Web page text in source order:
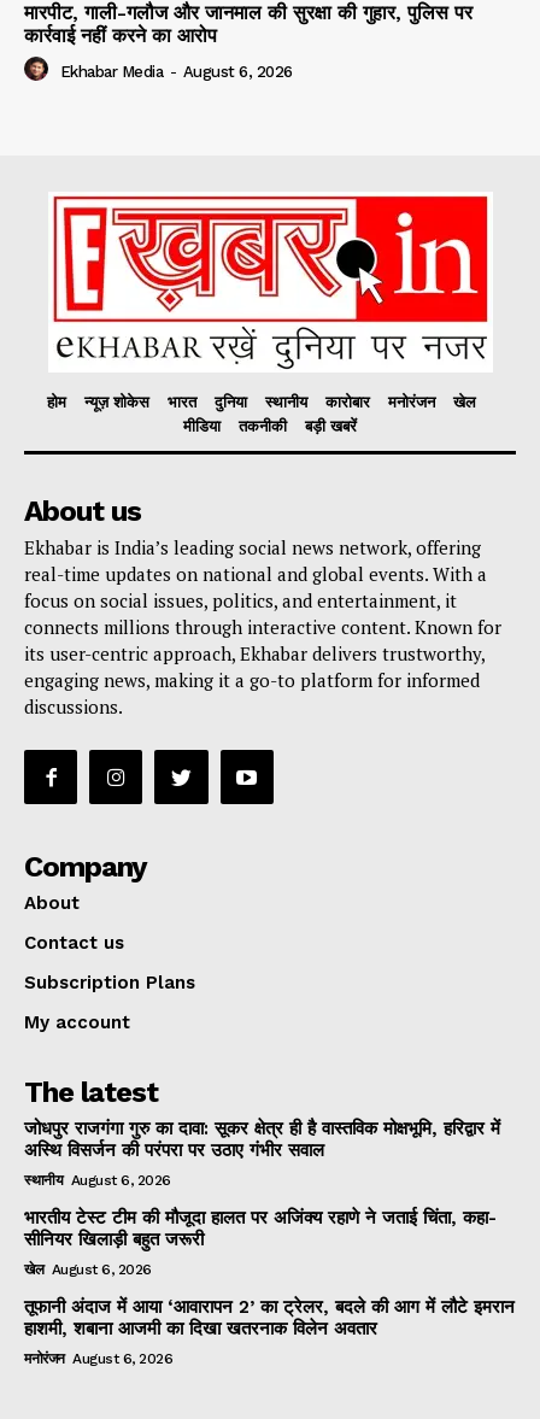
मारपीट, गाली-गलौज और जानमाल की सुरक्षा की गुहार, पुलिस पर
कार्रवाई नहीं करने का आरोप
Ekhabar Media - August 6, 2026
होम न्यूज़ शोकेस भारत दुनिया स्थानीय कारोबार मनोरंजन
खेल
मीडिया
तकनीकी बड़ी खबरें
About us
Ekhabar is India’s leading social news network, offering
real-time updates on national and global events. With a
focus on social issues, politics, and entertainment, it
connects millions through interactive content. Known for
its user-centric approach, Ekhabar delivers trustworthy,
engaging news, making it a go-to platform for informed
discussions.
Company
About
Contact us
Subscription Plans
My account
The latest
जोधपुर राजगंगा गुरु का दावा: सूकर क्षेत्र ही है वास्तविक मोक्षभूमि, हरिद्वार में
अस्थि विसर्जन की परंपरा पर उठाए गंभीर सवाल
स्थानीय August 6, 2026
भारतीय टेस्ट टीम की मौजूदा हालत पर अजिंक्य रहाणे ने जताई चिंता, कहा-
सीनियर खिलाड़ी बहुत जरूरी
खेल August 6, 2026
तूफानी अंदाज में आया ‘आवारापन 2’ का ट्रेलर, बदले की आग में लौटे इमरान
हाशमी, शबाना आजमी का दिखा खतरनाक विलेन अवतार
मनोरंजन August 6, 2026